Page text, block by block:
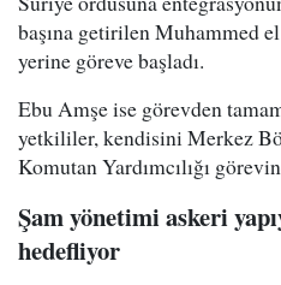
başına getirilen Muhammed
yerine göreve başladı.
Ebu Amşe ise görevden
yetkililer, kendisini Merkez
Komutan Yardımcılığı
Şam yönetimi askeri
hedefliyor